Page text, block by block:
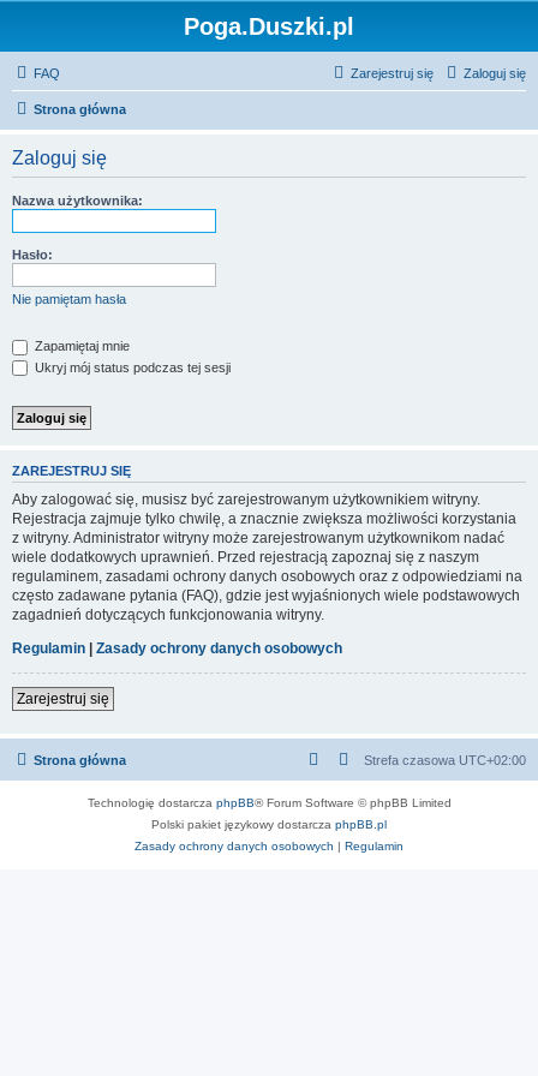
Poga.Duszki.pl
FAQ Zaloguj się
Zarejestruj się
Strona główna
Zaloguj się
Nazwa użytkownika:
Hasło:
Nie pamiętam hasła
Zapamiętaj mnie
Ukryj mój status podczas tej sesji
ZAREJESTRUJ SIĘ
Aby zalogować się, musisz być zarejestrowanym użytkownikiem witryny.
Rejestracja zajmuje tylko chwilę, a znacznie zwiększa możliwości korzystania
z witryny. Administrator witryny może zarejestrowanym użytkownikom nadać
wiele dodatkowych uprawnień. Przed rejestracją zapoznaj się z naszym
regulaminem, zasadami ochrony danych osobowych oraz z odpowiedziami na
często zadawane pytania (FAQ), gdzie jest wyjaśnionych wiele podstawowych
zagadnień dotyczących funkcjonowania witryny.
Regulamin | Zasady ochrony danych osobowych
Zarejestruj się
Strona główna Strefa czasowa UTC+02:00
Technologię dostarcza phpBB® Forum Software © phpBB Limited
Polski pakiet językowy dostarcza phpBB.pl
Zasady ochrony danych osobowych | Regulamin